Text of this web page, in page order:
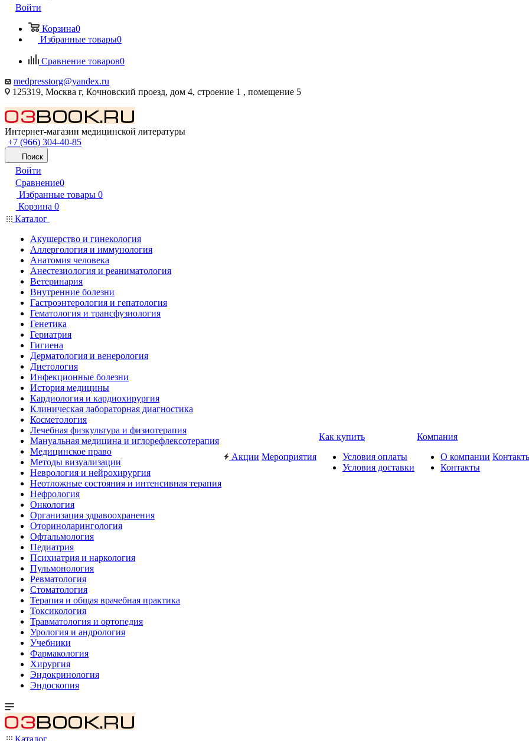
Войти
Корзина0
Избранные товары0
Сравнение товаров0
medpresstorg@yandex.ru
125319, Москва г, Кочновский проезд, дом 4, строение 1 , помещение 5
Интернет-магазин медицинской литературы
+7 (966) 304-40-85
Поиск
Войти
Сравнение0
Избранные товары 0
Корзина 0
Каталог
Акушерство и гинекология
Аллергология и иммунология
Анатомия человека
Анестезиология и реаниматология
Ветеринария
Внутренние болезни
Гастроэнтерология и гепатология
Гематология и трансфузиология
Генетика
Гериатрия
Гигиена
Дерматология и венерология
Диетология
Инфекционные болезни
История медицины
Кардиология и кардиохирургия
Клиническая лабораторная диагностика
Косметология
Лечебная физкультура и физиотерапия
Мануальная медицина и иглорефлексотерапия
Медицинское право
Методы визуализации
Неврология и нейрохирургия
Неотложные состояния и интенсивная терапия
Нефрология
Онкология
Организация здравоохранения
Оториноларингология
Офтальмология
Педиатрия
Психиатрия и наркология
Пульмонология
Ревматология
Стоматология
Терапия и общая врачебная практика
Токсикология
Травматология и ортопедия
Урология и андрология
Учебники
Фармакология
Хирургия
Эндокринология
Эндоскопия
Акции Мероприятия
Как купить
Условия оплаты
Условия доставки
Компания
О компании
Контакты
Каталог